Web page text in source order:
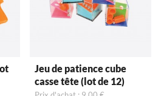
Jeu de patience cube
casse tête (lot de 12)